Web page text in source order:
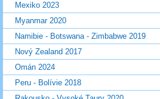
Mexiko 2023
Myanmar 2020
Namibie - Botswana - Zimbabwe 2019
Nový Zealand 2017
Omán 2024
Peru - Bolívie 2018